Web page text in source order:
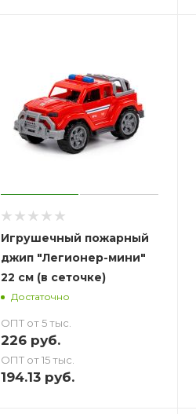
Игрушечный пожарный
джип "Легионер-мини"
22 см (в сеточке)
Достаточно
ОПТ от 5 тыс.
226руб.
ОПТ от 15 тыс.
194.13руб.